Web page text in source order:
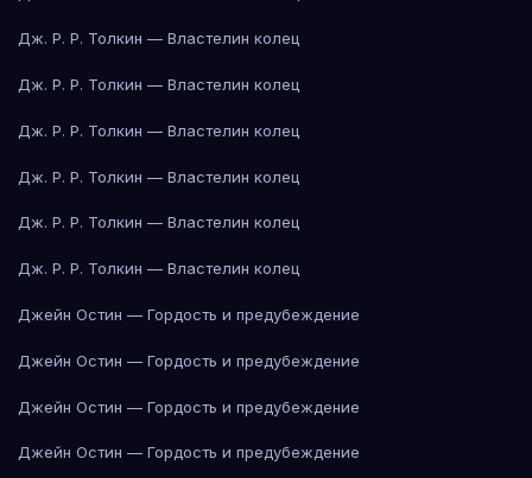
Дж. Р. Р. Толкин — Властелин колец
Дж. Р. Р. Толкин — Властелин колец
Дж. Р. Р. Толкин — Властелин колец
Дж. Р. Р. Толкин — Властелин колец
Дж. Р. Р. Толкин — Властелин колец
Дж. Р. Р. Толкин — Властелин колец
Джейн Остин — Гордость и предубеждение
Джейн Остин — Гордость и предубеждение
Джейн Остин — Гордость и предубеждение
Джейн Остин — Гордость и предубеждение